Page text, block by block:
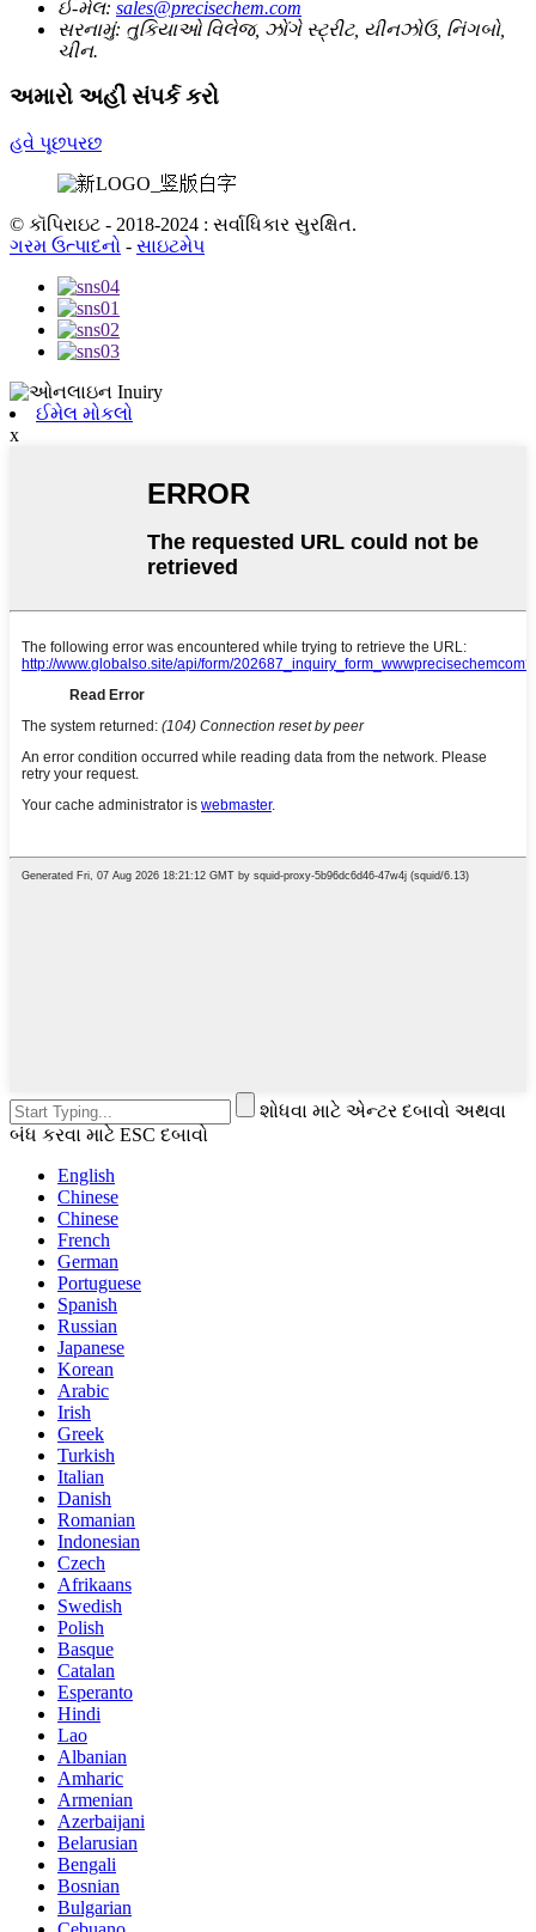
ઈ-મેલ: sales@precisechem.com
સરનામું: તુકિયાઓ વિલેજ, ઝોંગે સ્ટ્રીટ, યીનઝોઉ, નિંગબો,
ચીન.
અમારો અહીં સંપર્ક કરો
હવે પૂછપરછ
© કૉપિરાઇટ - 2018-2024 : સર્વાધિકાર સુરક્ષિત.
ગરમ ઉત્પાદનો - સાઇટમેપ
ઈમેલ મોકલો
x
શોધવા માટે એન્ટર દબાવો અથવા
બંધ કરવા માટે ESC દબાવો
English
Chinese
Chinese
French
German
Portuguese
Spanish
Russian
Japanese
Korean
Arabic
Irish
Greek
Turkish
Italian
Danish
Romanian
Indonesian
Czech
Afrikaans
Swedish
Polish
Basque
Catalan
Esperanto
Hindi
Lao
Albanian
Amharic
Armenian
Azerbaijani
Belarusian
Bengali
Bosnian
Bulgarian